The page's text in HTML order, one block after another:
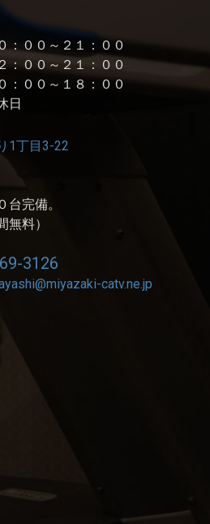
００～２１：００
０～２１：００
００～１８：００
1丁目3-22
台完備。
無料）
3126
catv.ne.jp